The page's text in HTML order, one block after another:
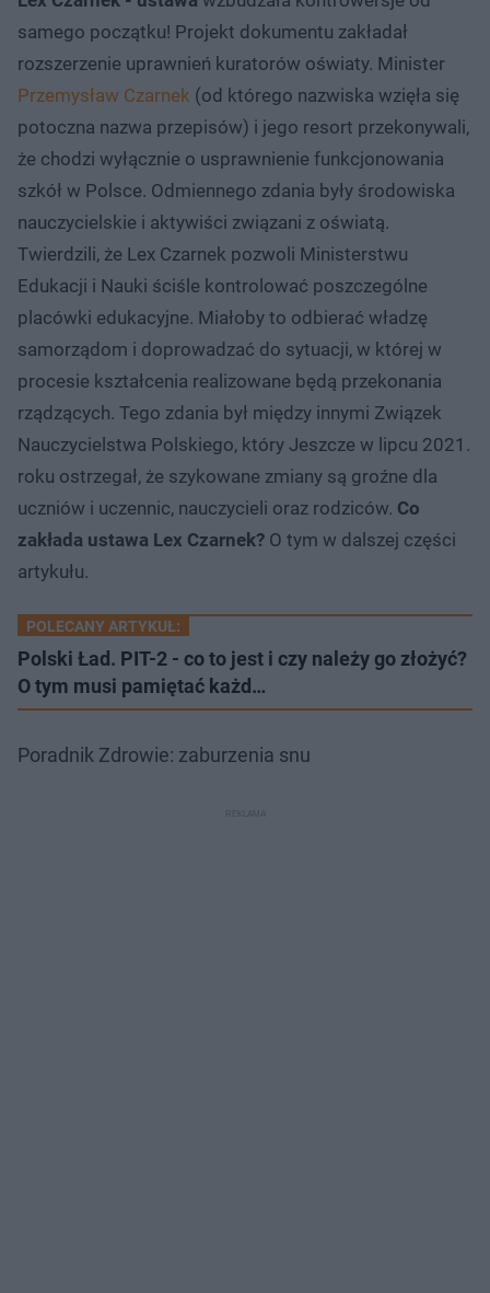
samego początku! Projekt dokumentu zakładał
rozszerzenie uprawnień kuratorów oświaty. Minister
Przemysław Czarnek (od którego nazwiska wzięła się
potoczna nazwa przepisów) i jego resort przekonywali,
że chodzi wyłącznie o usprawnienie funkcjonowania
szkół w Polsce. Odmiennego zdania były środowiska
nauczycielskie i aktywiści związani z oświatą.
Twierdzili, że Lex Czarnek pozwoli Ministerstwu
Edukacji i Nauki ściśle kontrolować poszczególne
placówki edukacyjne. Miałoby to odbierać władzę
samorządom i doprowadzać do sytuacji, w której w
procesie kształcenia realizowane będą przekonania
rządzących. Tego zdania był między innymi Związek
Nauczycielstwa Polskiego, który Jeszcze w lipcu 2021.
roku ostrzegał, że szykowane zmiany są groźne dla
uczniów i uczennic, nauczycieli oraz rodziców. Co
zakłada ustawa Lex Czarnek? O tym w dalszej części
artykułu.
POLECANY ARTYKUŁ:
Polski Ład. PIT-2 - co to jest i czy należy go złożyć?
O tym musi pamiętać każd…
Poradnik Zdrowie: zaburzenia snu